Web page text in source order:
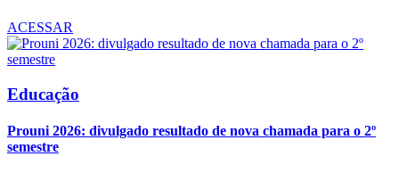
ACESSAR
Educação
Prouni 2026: divulgado resultado de nova chamada para o 2º
semestre